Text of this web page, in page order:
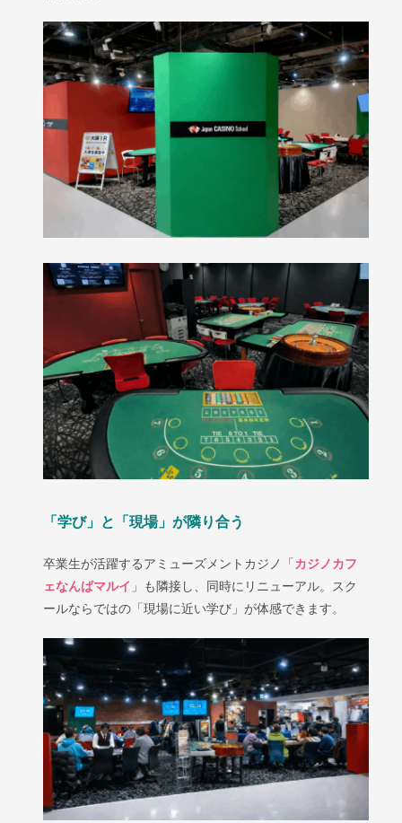
「学び」と「現場」が隣り合う
卒業生が活躍するアミューズメントカジノ「 カジノカフ
ェなんばマルイ 」も隣接し、同時にリニューアル。スク
ールならではの「現場に近い学び」が体感できます。